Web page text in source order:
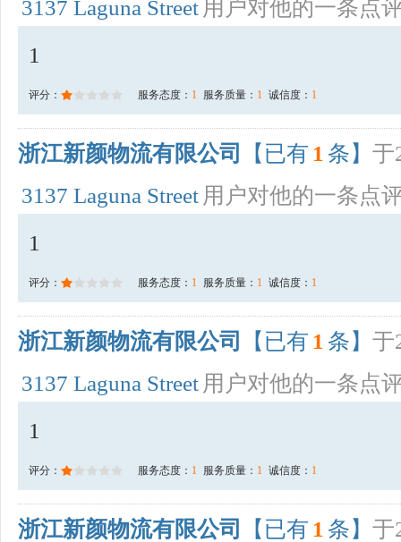
3137 Laguna Street 用户对他的一条点
1
评分： 服务态度： 1 服务质量： 1 诚信度： 1
浙江新颜物流有限公司 【已有 1 条】 于
3137 Laguna Street 用户对他的一条点
1
评分： 服务态度： 1 服务质量： 1 诚信度： 1
浙江新颜物流有限公司 【已有 1 条】 于
3137 Laguna Street 用户对他的一条点
1
评分： 服务态度： 1 服务质量： 1 诚信度： 1
浙江新颜物流有限公司 【已有 1 条】 于